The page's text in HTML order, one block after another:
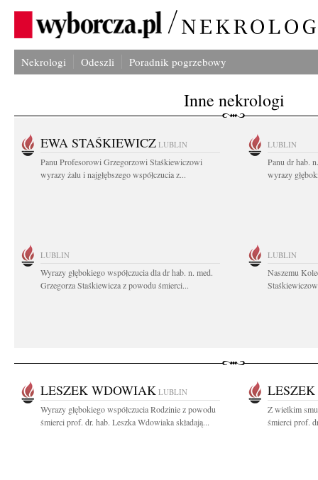
Nekrologi Odeszli Poradnik pogrzebowy
Inne nekrologi
EWA STAŚKIEWICZ LUBLIN
Panu Profesorowi Grzegorzowi Staśkiewiczowi
wyrazy żalu i najgłębszego współczucia z...
LUBLIN
Panu dr hab.
wyrazy
LUBLIN
Wyrazy głębokiego współczucia dla dr hab. n. med.
Grzegorza Staśkiewicza z powodu śmierci...
LUBLIN
Naszemu
LESZEK WDOWIAK LUBLIN
Wyrazy głębokiego współczucia Rodzinie z powodu
śmierci prof. dr. hab. Leszka Wdowiaka składają...
Z wielkim
śmierci prof.